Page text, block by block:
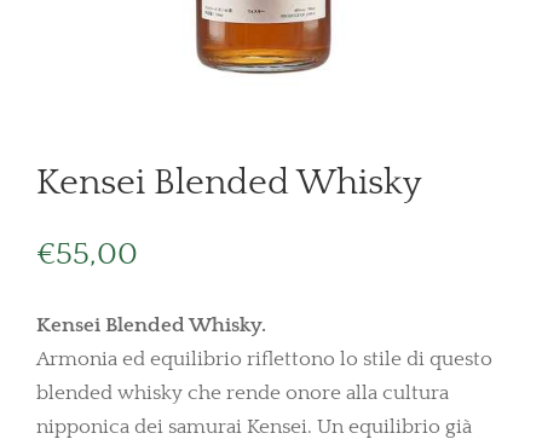
Kensei Blended Whisky
€55,00
Kensei Blended Whisky.
Armonia ed equilibrio riflettono lo stile di questo
blended whisky che rende onore alla cultura
nipponica dei samurai Kensei. Un equilibrio già